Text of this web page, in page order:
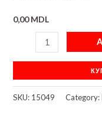
0,00MDL
SKU: 15049 Category: